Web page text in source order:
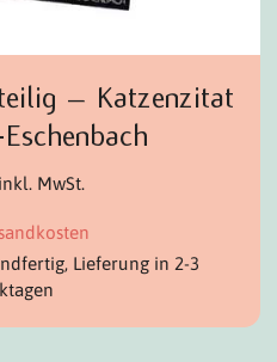
– Katzenzitat
inkl. MwSt.
Lieferung in 2-3